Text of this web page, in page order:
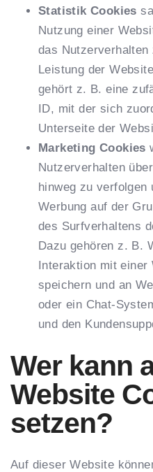
Statistik Cookies
Nutzung einer
das Nutzerverhalten
Leistung der
gehört z. B. eine
ID, mit der sich
Unterseite der
Marketing Cookies
Nutzerverhalten
hinweg zu verfolgen
Werbung auf der
des Surfverhaltens
Dazu gehören z. B.
Interaktion mit einer
speichern und an
oder ein Chat-
und den
Wer kann
Website
setzen?
Auf dieser Website